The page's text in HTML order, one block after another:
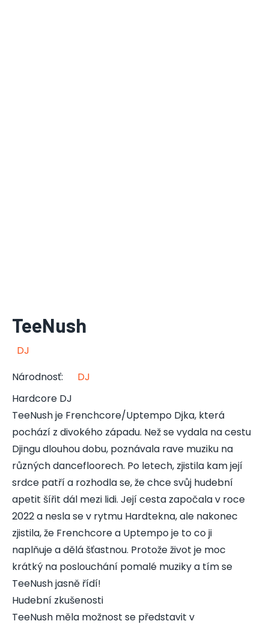
TeeNush
DJ
Národnosť:
DJ
Hardcore DJ
TeeNush je Frenchcore/Uptempo Djka, která
pochází z divokého západu. Než se vydala na cestu
Djingu dlouhou dobu, poznávala rave muziku na
různých dancefloorech. Po letech, zjistila kam její
srdce patří a rozhodla se, že chce svůj hudební
apetit šířit dál mezi lidi. Její cesta započala v roce
2022 a nesla se v rytmu Hardtekna, ale nakonec
zjistila, že Frenchcore a Uptempo je to co ji
naplňuje a dělá šťastnou. Protože život je moc
krátký na poslouchání pomalé muziky a tím se
TeeNush jasně řídí!
Hudební zkušenosti
TeeNush měla možnost se představit v